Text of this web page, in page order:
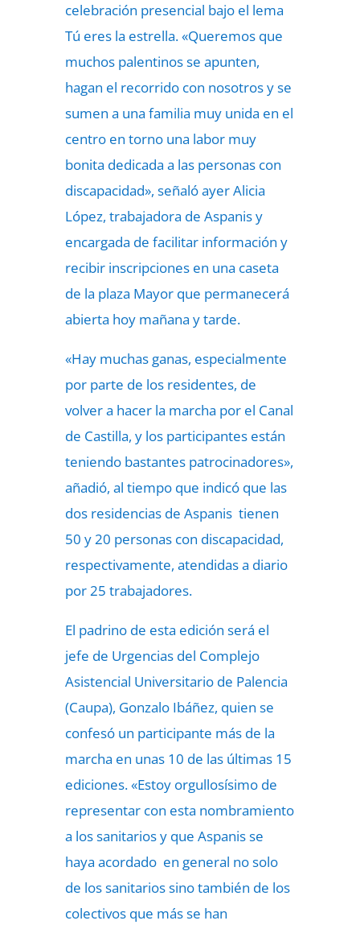
celebración presencial bajo el lema
Tú eres la estrella. «Queremos que
muchos palentinos se apunten,
hagan el recorrido con nosotros y se
sumen a una familia muy unida en el
centro en torno una labor muy
bonita dedicada a las personas con
discapacidad», señaló ayer Alicia
López, trabajadora de Aspanis y
encargada de facilitar información y
recibir inscripciones en una caseta
de la plaza Mayor que permanecerá
abierta hoy mañana y tarde.
«Hay muchas ganas, especialmente
por parte de los residentes, de
volver a hacer la marcha por el Canal
de Castilla, y los participantes están
teniendo bastantes patrocinadores»,
añadió, al tiempo que indicó que las
dos residencias de Aspanis tienen
50 y 20 personas con discapacidad,
respectivamente, atendidas a diario
por 25 trabajadores.
El padrino de esta edición será el
jefe de Urgencias del Complejo
Asistencial Universitario de Palencia
(Caupa), Gonzalo Ibáñez, quien se
confesó un participante más de la
marcha en unas 10 de las últimas 15
ediciones. «Estoy orgullosísimo de
representar con esta nombramiento
a los sanitarios y que Aspanis se
haya acordado en general no solo
de los sanitarios sino también de los
colectivos que más se han